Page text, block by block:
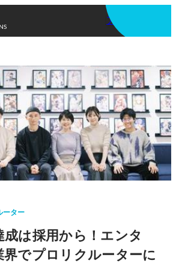
アプリを使う
ーター
成は採用から！エンタ
でプロリクルーターに